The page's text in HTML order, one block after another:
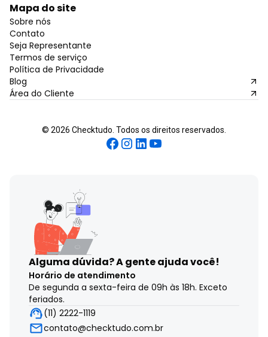
Mapa do site
Sobre nós
Contato
Seja Representante
Termos de serviço
Política de Privacidade
Blog
Área do Cliente
© 2026 Checktudo. Todos os direitos reservados.
Alguma dúvida?A gente ajuda você!
Horário de atendimento
De segunda a sexta-feira de 09h às 18h. Exceto
feriados.
(11) 2222-1119
contato@checktudo.com.br